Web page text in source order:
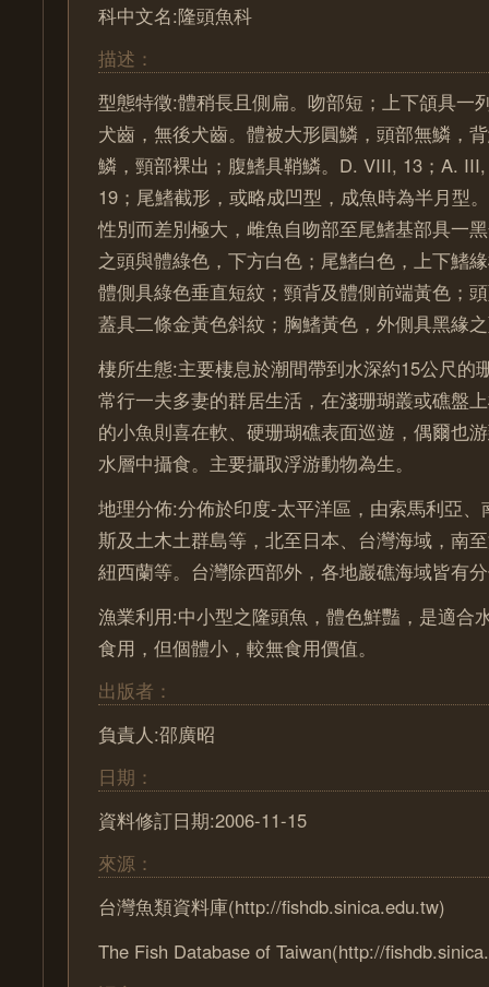
科中文名:隆頭魚科
描述：
型態特徵:體稍長且側扁。吻部短；上下頜具一
犬齒，無後犬齒。體被大形圓鱗，頭部無鱗，
鱗，頸部裸出；腹鰭具鞘鱗。D. VIII, 13；A.
19；尾鰭截形，或略成凹型，成魚時為半月型
性別而差別極大，雌魚自吻部至尾鰭基部具一
之頭與體綠色，下方白色；尾鰭白色，上下鰭
體側具綠色垂直短紋；頸背及體側前端黃色；
蓋具二條金黃色斜紋；胸鰭黃色，外側具黑緣
棲所生態:主要棲息於潮間帶到水深約15公尺的
常行一夫多妻的群居生活，在淺珊瑚叢或礁盤
的小魚則喜在軟、硬珊瑚礁表面巡遊，偶爾也
水層中攝食。主要攝取浮游動物為生。
地理分佈:分佈於印度-太平洋區，由索馬利亞
斯及土木土群島等，北至日本、台灣海域，南
紐西蘭等。台灣除西部外，各地巖礁海域皆有
漁業利用:中小型之隆頭魚，體色鮮豔，是適合
食用，但個體小，較無食用價值。
出版者：
負責人:邵廣昭
日期：
資料修訂日期:2006-11-15
來源：
台灣魚類資料庫(http://fishdb.sinica.edu.tw)
The Fish Database of Taiwan(http://